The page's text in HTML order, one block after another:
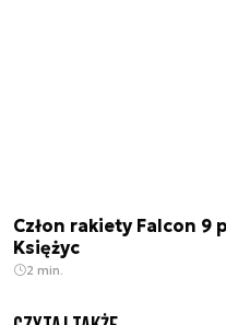
Człon rakiety Falcon 9
Księżyc
2 min.